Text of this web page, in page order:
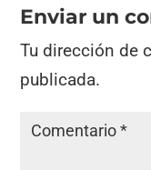
Enviar un
Tu dirección de
publicada.